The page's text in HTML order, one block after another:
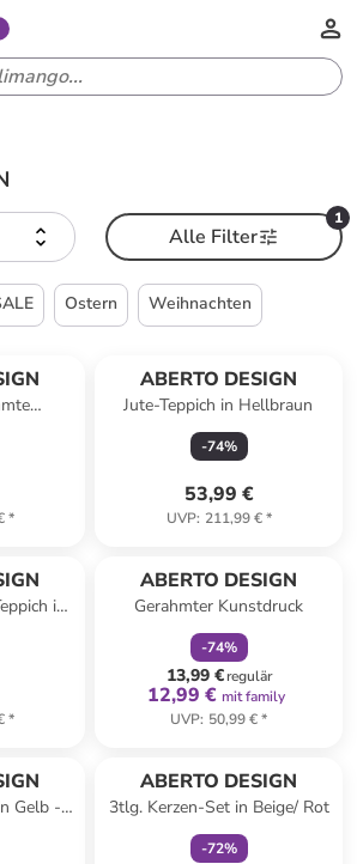
1
Alle Filter
Ostern Weihnachten
*
ABERTO DESIGN
Jute-Teppich in Hellbraun
-74%
53,99 €
UVP: 211,99 €*
in
*
ABERTO DESIGN
Gerahmter Kunstdruck
-74%
13,99 €regulär
12,99 € mit family
UVP: 50,99 €*
Gelb -
ABERTO DESIGN
3tlg. Kerzen-Set in Beige/ Rot
-72%